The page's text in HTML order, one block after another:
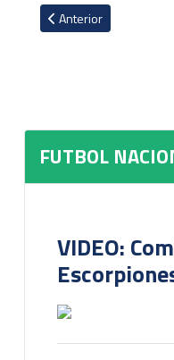
Artículo anterior:
Anterior
FUTBOL
VIDEO: